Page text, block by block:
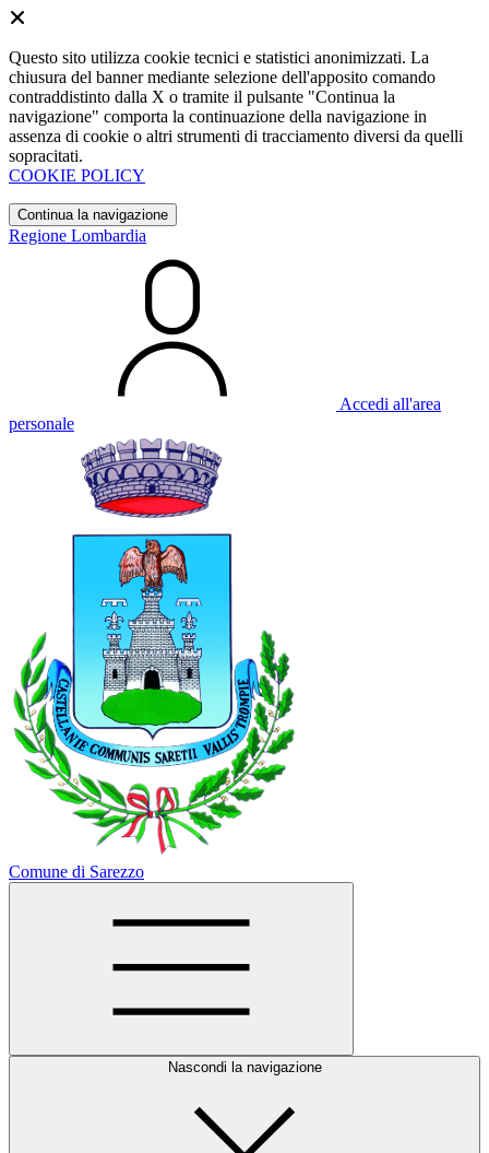
Questo sito utilizza cookie tecnici e statistici anonimizzati. La
chiusura del banner mediante selezione dell'apposito comando
contraddistinto dalla X o tramite il pulsante "Continua la
navigazione" comporta la continuazione della navigazione in
assenza di cookie o altri strumenti di tracciamento diversi da quelli
sopracitati.
COOKIE POLICY
Continua la navigazione
Regione Lombardia
Accedi all'area
personale
Comune di Sarezzo
Nascondi la navigazione